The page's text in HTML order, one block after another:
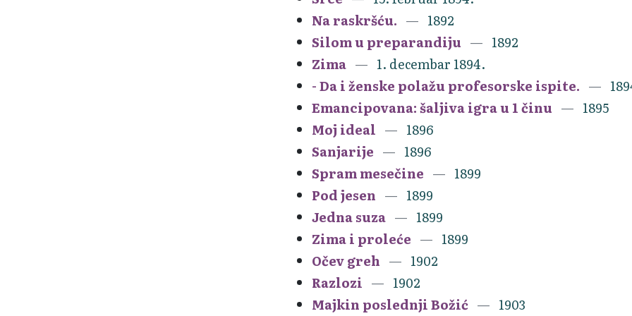
Na raskršću.
1892
Silom u preparandiju
1892
Zima
1. decembar 1894.
- Da i ženske polažu profesorske ispite.
Emancipovana: šaljiva igra u 1 činu
1895
Moj ideal
1896
Sanjarije
1896
Spram mesečine
1899
Pod jesen
1899
Jedna suza
1899
Zima i proleće
1899
Očev greh
1902
Razlozi
1902
Majkin poslednji Božić
1903